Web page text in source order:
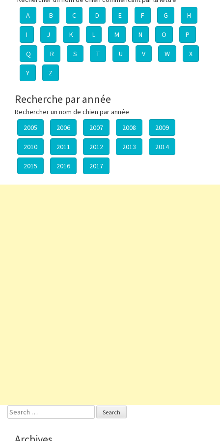
A
B C D E F G H
I J K L M N O P
Q R S T U V W X
Y Z
Recherche par année
Rechercher un nom de chien par année
2005
2006 2007 2008 2009
2010 2011 2012 2013 2014
2015 2016 2017
Search